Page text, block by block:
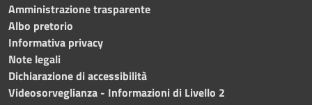
Amministrazione trasparente
Albo pretorio
Informativa privacy
Note legali
Dichiarazione di accessibilità
Videosorveglianza - Informazioni di Livello 2